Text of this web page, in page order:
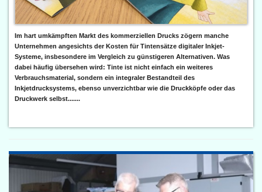
Im hart umkämpften Markt des kommerziellen Drucks zögern manche
Unternehmen angesichts der Kosten für Tintensätze digitaler Inkjet-
Systeme, insbesondere im Vergleich zu günstigeren Alternativen. Was
dabei häufig übersehen wird: Tinte ist nicht einfach ein weiteres
Verbrauchsmaterial, sondern ein integraler Bestandteil des
Inkjetdrucksystems, ebenso unverzichtbar wie die Druckköpfe oder das
Druckwerk selbst.......